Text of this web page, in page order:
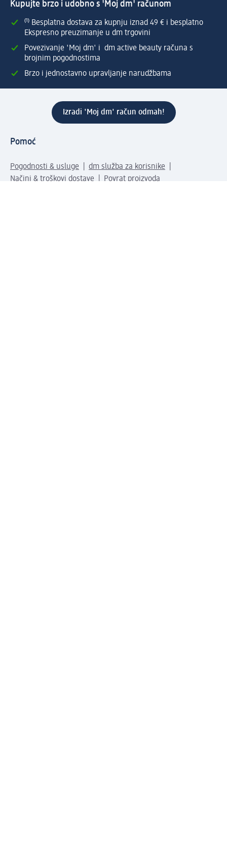
Kupujte brzo i udobno s 'Moj dm' računom
⁽¹⁾ Besplatna dostava za kupnju iznad 49 € i besplatno
Ekspresno preuzimanje u dm trgovini
Povezivanje 'Moj dm' i dm active beauty računa s
brojnim pogodnostima
Brzo i jednostavno upravljanje narudžbama
Izradi 'Moj dm' račun odmah!
Pomoć
Pogodnosti & usluge
dm služba za korisnike
Načini & troškovi dostave
Povrat proizvoda